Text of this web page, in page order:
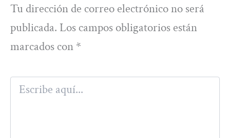
Tu dirección de correo electrónico no será
publicada. Los campos obligatorios están
marcados con *
Escribe
aquí...